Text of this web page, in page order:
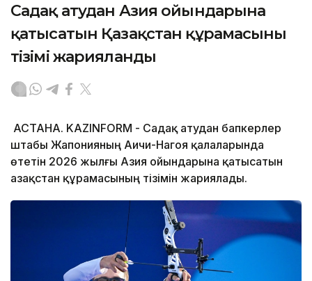
Садақ атудан Азия ойындарына
қатысатын Қазақстан құрамасының
тізімі жарияланды
АСТАНА. KAZINFORM - Садақ атудан бапкерлер
штабы Жапонияның Аичи-Нагоя қалаларында
өтетін 2026 жылғы Азия ойындарына қатысатын
Қазақстан құрамасының тізімін жариялады.